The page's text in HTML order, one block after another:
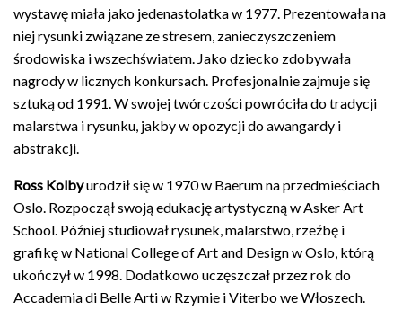
wystawę miała jako jedenastolatka w 1977. Prezentowała na
niej rysunki związane ze stresem, zanieczyszczeniem
środowiska i wszechświatem. Jako dziecko zdobywała
nagrody w licznych konkursach. Profesjonalnie zajmuje się
sztuką od 1991. W swojej twórczości powróciła do tradycji
malarstwa i rysunku, jakby w opozycji do awangardy i
abstrakcji.
Ross Kolbyurodził się w 1970 w Baerum na przedmieściach
Oslo. Rozpoczął swoją edukację artystyczną w Asker Art
School. Później studiował rysunek, malarstwo, rzeźbę i
grafikę w National College of Art and Design w Oslo, którą
ukończył w 1998. Dodatkowo uczęszczał przez rok do
Accademia di Belle Arti w Rzymie i Viterbo we Włoszech.